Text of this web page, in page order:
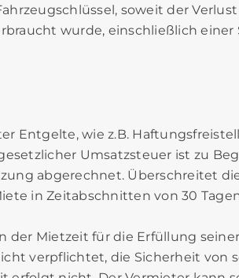
soweit der
wurde, einschließlich
Entgelte, wie z.B.
Umsatzsteuer ist zu
abgerechnet. Überschreitet
in Zeitabschnitten von 30
der Mietzeit für die Erfüllung
verpflichtet, die Sicherheit von